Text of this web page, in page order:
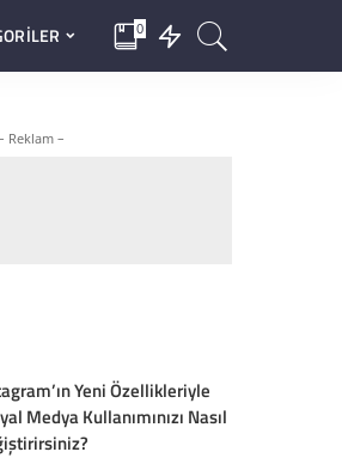
0
Reklam –
Yeni Özellikleriyle
Medya Kullanımınızı Nasıl